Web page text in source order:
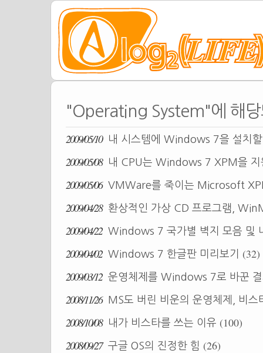
"Operating System"에 해
2009/05/10 내 시스템에 Windows 7을 설치
2009/05/08 내 CPU는 Windows 7 XPM을
2009/05/06 VMWare를 죽이는 Microsoft
2009/04/28 환상적인 가상 CD 프로그램,
2009/04/22 Windows 7 국가별 벽지 모음 및
2009/04/02 Windows 7 한글판 미리보기 (32)
2009/03/12 운영체제를 Windows 7로 바꾼
2008/11/26 MS도 버린 비운의 운영체제, 비스
2008/10/08 내가 비스타를 쓰는 이유 (100)
2008/09/27 구글 OS의 진정한 힘 (26)